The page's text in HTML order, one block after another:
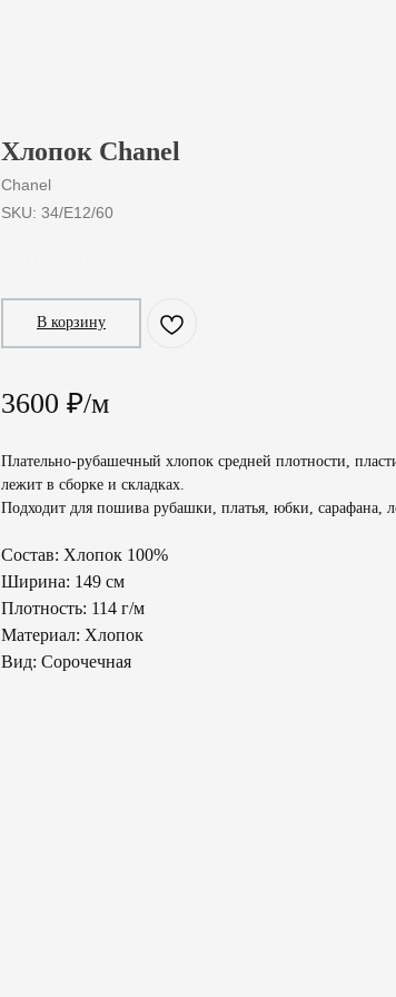
Хлопок Chanel
Chanel
SKU: 34/E12/60
В корзину
3600 ₽/м
Плательно-рубашечный хлопок средней плотности,
лежит в сборке и складках.
Подходит для пошива рубашки, платья, юбки, сарафана,
Состав: Хлопок 100%
Ширина: 149 см
Плотность: 114 г/м
Материал: Хлопок
Вид: Сорочечная